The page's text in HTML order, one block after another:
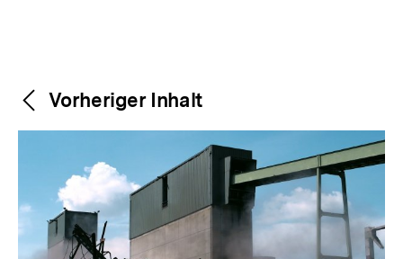
Weitere
Inhalte
Content-
Navigation
Vorheriger Inhalt